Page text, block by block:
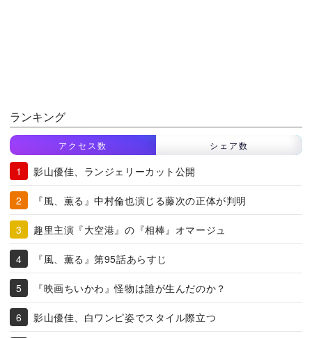
ランキング
アクセス数 シェア数
影山優佳、ランジェリーカット公開
『風、薫る』中村倫也演じる藤次の正体が判明
趣里主演『大空港』の『相棒』オマージュ
『風、薫る』第95話あらすじ
『映画ちいかわ』怪物は誰が生んだのか？
影山優佳、白ワンピ姿でスタイル際立つ